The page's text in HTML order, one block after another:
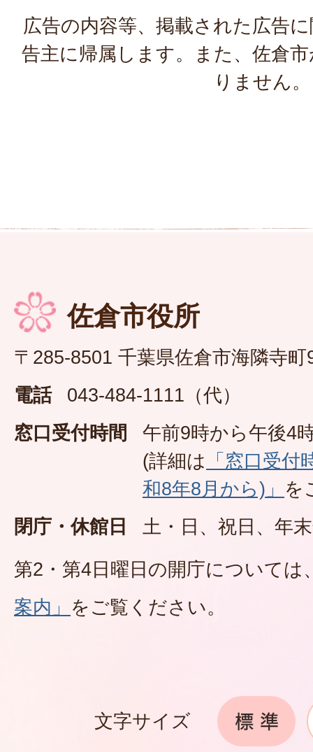
広告の内容等、掲載された広告
告主に帰属します。また、佐倉
りません。
佐倉市役所
〒285-8501 千葉県佐倉市海隣寺町
電話
043-484-1111（代）
窓口受付時間
午前9時から午後4
(詳細は 「窓口受
和8年8月から)」 を
閉庁・休館日
土・日、祝日、年
第2・第4日曜日の開庁については
案内」 をご覧ください。
文字サイズ